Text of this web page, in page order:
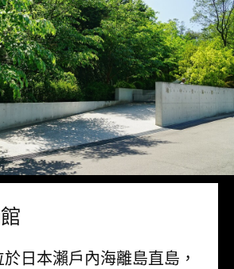
日本瀨戶內海離島直島，